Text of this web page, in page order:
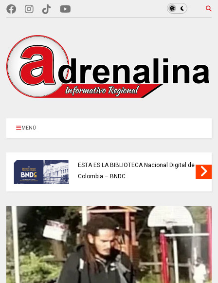
MENÚ
ESTA ES LA BIBLIOTECA Nacional Digital de
Colombia – BNDC